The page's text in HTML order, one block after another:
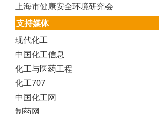
上海市健康安全环境研究会
支持媒体
现代化工
中国化工信息
化工与医药工程
化工707
中国化工网
制药网